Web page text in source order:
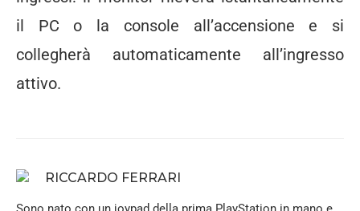
il PC o la console all’accensione e si
collegherà automaticamente all’ingresso
attivo.
RICCARDO FERRARI